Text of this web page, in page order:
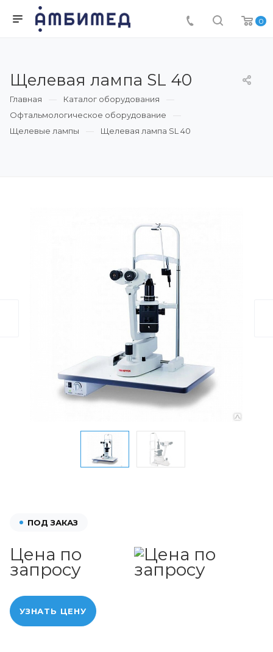
0
Щелевая лампа SL 40
Главная
Каталог оборудования
Офтальмологическое оборудование
Щелевые лампы
Щелевая лампа SL 40
ПОД ЗАКАЗ
Цена по
запросу
УЗНАТЬ ЦЕНУ